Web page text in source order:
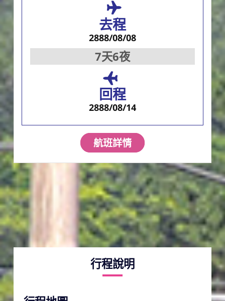
去程
2888/08/08
7天6夜
回程
2888/08/14
航班詳情
行程說明